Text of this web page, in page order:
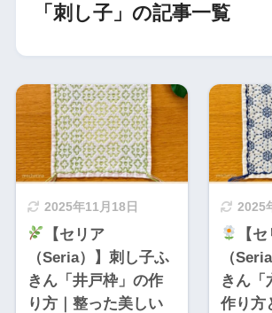
「刺し子」の記事一覧
2025年11月18日
【セリア
（Seria）】刺し子ふ
きん「井戸枠」の作
り方｜整った美しい
2025
【
（
きん「
作り方